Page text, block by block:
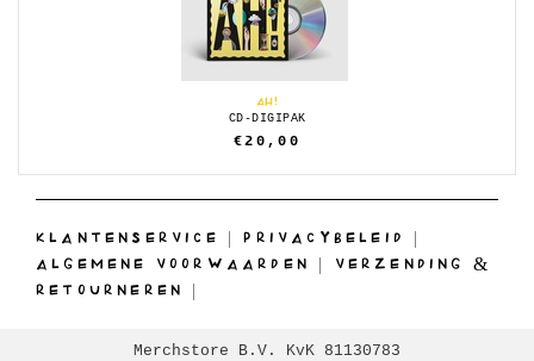
AH!
CD-DIGIPAK
€20,00
KLANTENSERVICE |PRIVACYBELEID
ALGEMENE VOORWAARDEN
VERZENDING &
RETOURNEREN
Merchstore B.V. KvK 81130783